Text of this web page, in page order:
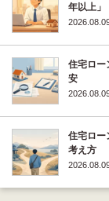
年以上」
住宅ロー
安
住宅ロー
考え方